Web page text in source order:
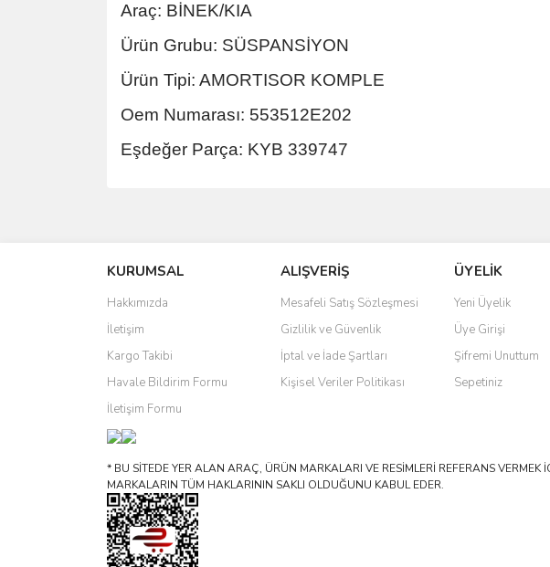
Araç: BİNEK/KIA
Ürün Grubu: SÜSPANSİYON
Ürün Tipi: AMORTISOR KOMPLE
Oem Numarası: 553512E202
Eşdeğer Parça: KYB 339747
Ürün resmi kalitesiz, bozuk veya görüntülenemiyor.
Ürün açıklamasında eksik bilgiler bulunuyor.
Ürün bilgilerinde hatalar bulunuyor.
Ürün fiyatı diğer sitelerden daha pahalı.
Bu ürüne benzer farklı alternatifler olmalı.
KURUMSAL
Hakkımızda
İletişim
Kargo Takibi
Havale Bildirim Formu
İletişim Formu
ALIŞVERİŞ
Mesafeli Satış Sözleşmesi
Gizlilik ve Güvenlik
İptal ve İade Şartları
Kişisel Veriler Politikası
ÜYELİK
Yeni Üyelik
Üye Girişi
Şifremi Unuttum
Sepetiniz
* BU SİTEDE YER ALAN ARAÇ, ÜRÜN MARKALARI VE RESİMLERİ REFERANS
MARKALARIN TÜM HAKLARININ SAKLI OLDUĞUNU KABUL EDER.